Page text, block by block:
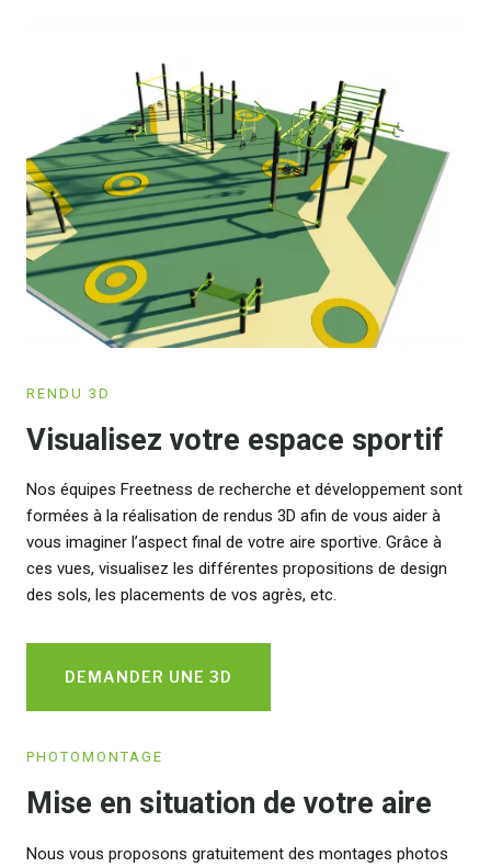
RENDU 3D
Visualisez votre espace sportif
Nos équipes Freetness de recherche et développement sont
formées à la réalisation de rendus 3D afin de vous aider à
vous imaginer l’aspect final de votre aire sportive. Grâce à
ces vues, visualisez les différentes propositions de design
des sols, les placements de vos agrès, etc.
DEMANDER UNE 3D
PHOTOMONTAGE
Mise en situation de votre aire
Nous vous proposons gratuitement des montages photos